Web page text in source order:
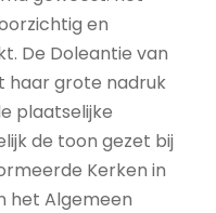
en
De Doleantie van
haar grote nadruk
plaatselijke
de toon gezet bij
Kerken in
het Algemeen